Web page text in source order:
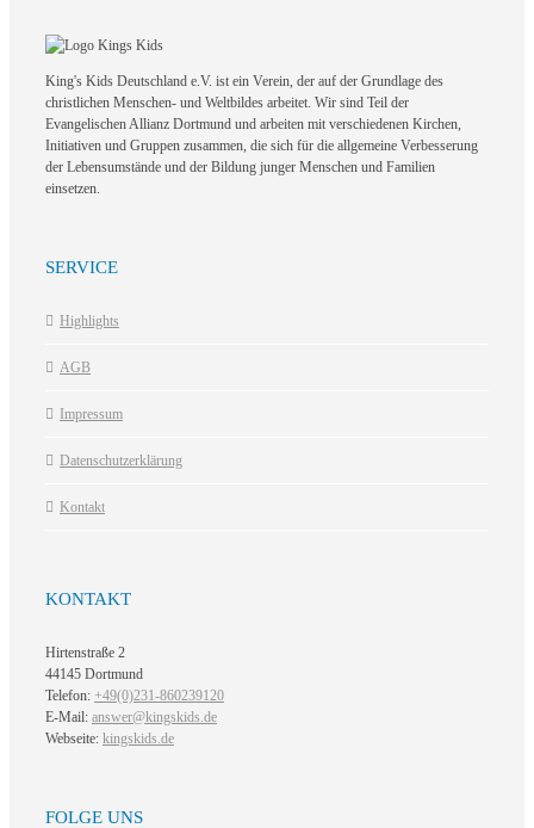
King's Kids Deutschland e.V. ist ein Verein, der auf der Grundlage des
christlichen Menschen- und Weltbildes arbeitet. Wir sind Teil der
Evangelischen Allianz Dortmund und arbeiten mit verschiedenen Kirchen,
Initiativen und Gruppen zusammen, die sich für die allgemeine Verbesserung
der Lebensumstände und der Bildung junger Menschen und Familien
einsetzen.
SERVICE
Highlights
AGB
Impressum
Datenschutzerklärung
Kontakt
KONTAKT
Hirtenstraße 2
44145 Dortmund
Telefon: +49(0)231-860239120
E-Mail: answer@kingskids.de
Webseite: kingskids.de
FOLGE UNS